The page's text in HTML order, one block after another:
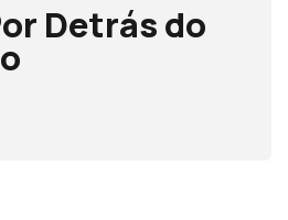
Detrás do